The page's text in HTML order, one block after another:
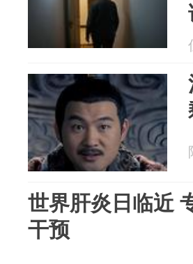
世界肝炎日临近
干预